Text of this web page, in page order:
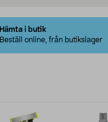
Hämta i butik
Beställ online, från butikslager